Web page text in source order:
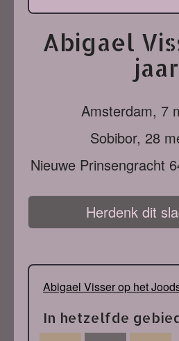
Abigael
jaar
Amsterdam, 7
Sobibor, 28
Nieuwe Prinsengracht
Herdenk dit
Abigael Visser op het
In hetzelfde